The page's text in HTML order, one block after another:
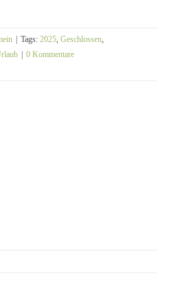
Tags: 2025, Geschlossen,
0 Kommentare